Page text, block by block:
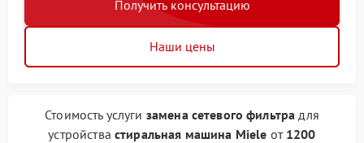
Получить консультацию
Наши цены
Стоимость услуги замена сетевого фильтра для
устройства стиральная машина Miele от 1200